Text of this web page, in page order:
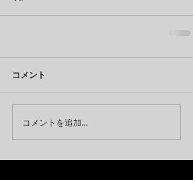
コメント
コメントを追加…